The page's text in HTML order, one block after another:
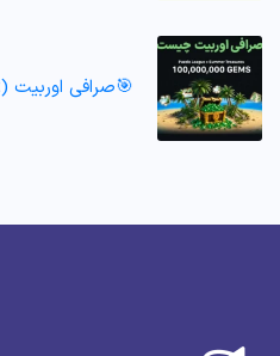
🎯صرافی اوربیت (ourbit) چیست؟🌟